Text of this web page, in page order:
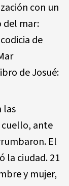
con un
del mar:
de
de Josué:
las
ante
El
la ciudad. 21
y mujer,